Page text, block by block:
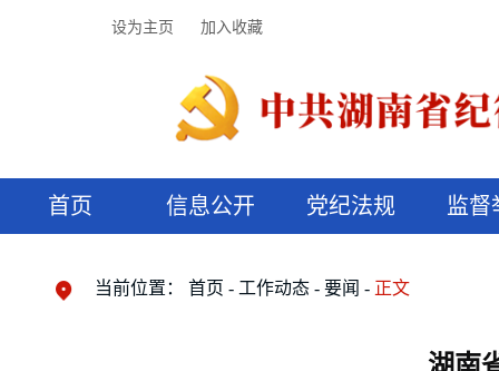
设为主页 加入收藏
首页 信息公开 党纪法规 监督
当前位置： 首页 工作动态 要闻 正文